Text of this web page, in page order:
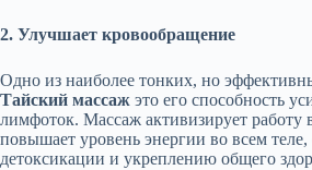
2. Улучшает кровообращение
Одно из наиболее тонких, но
Тайский массаж это его способность
лимфоток. Массаж активизирует работу
повышает уровень энергии во всем теле,
детоксикации и укреплению общего